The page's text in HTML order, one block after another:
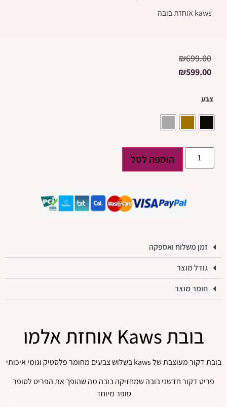
kaws אוחזת בובה
₪699.00
₪599.00
צבע
הוספה לסל
זמן משלוח ואספקה
גודל מוצר
חומר מוצר
בובת Kaws אוחזת אלמו
בובת דקור מעוצבת של kaws בשלוש צבעים מחומר פלסטיק וגומי איכותי
פריט דקור חדשני בובה שמחזיקה בובה מה שהופך את הפריט לסופר
סופר מיוחד